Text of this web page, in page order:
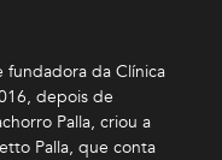
fundadora da Clínica
depois de
Palla, criou a
Palla, que conta